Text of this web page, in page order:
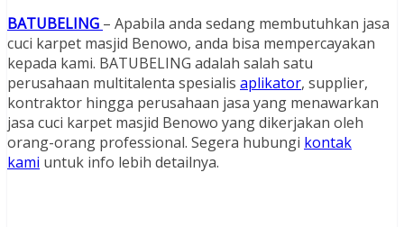
BATUBELING – Apabila anda sedang membutuhkan jasa
cuci karpet masjid Benowo, anda bisa mempercayakan
kepada kami. BATUBELING adalah salah satu
perusahaan multitalenta spesialis aplikator, supplier,
kontraktor hingga perusahaan jasa yang menawarkan
jasa cuci karpet masjid Benowo yang dikerjakan oleh
orang-orang professional. Segera hubungi kontak
kami untuk info lebih detailnya.